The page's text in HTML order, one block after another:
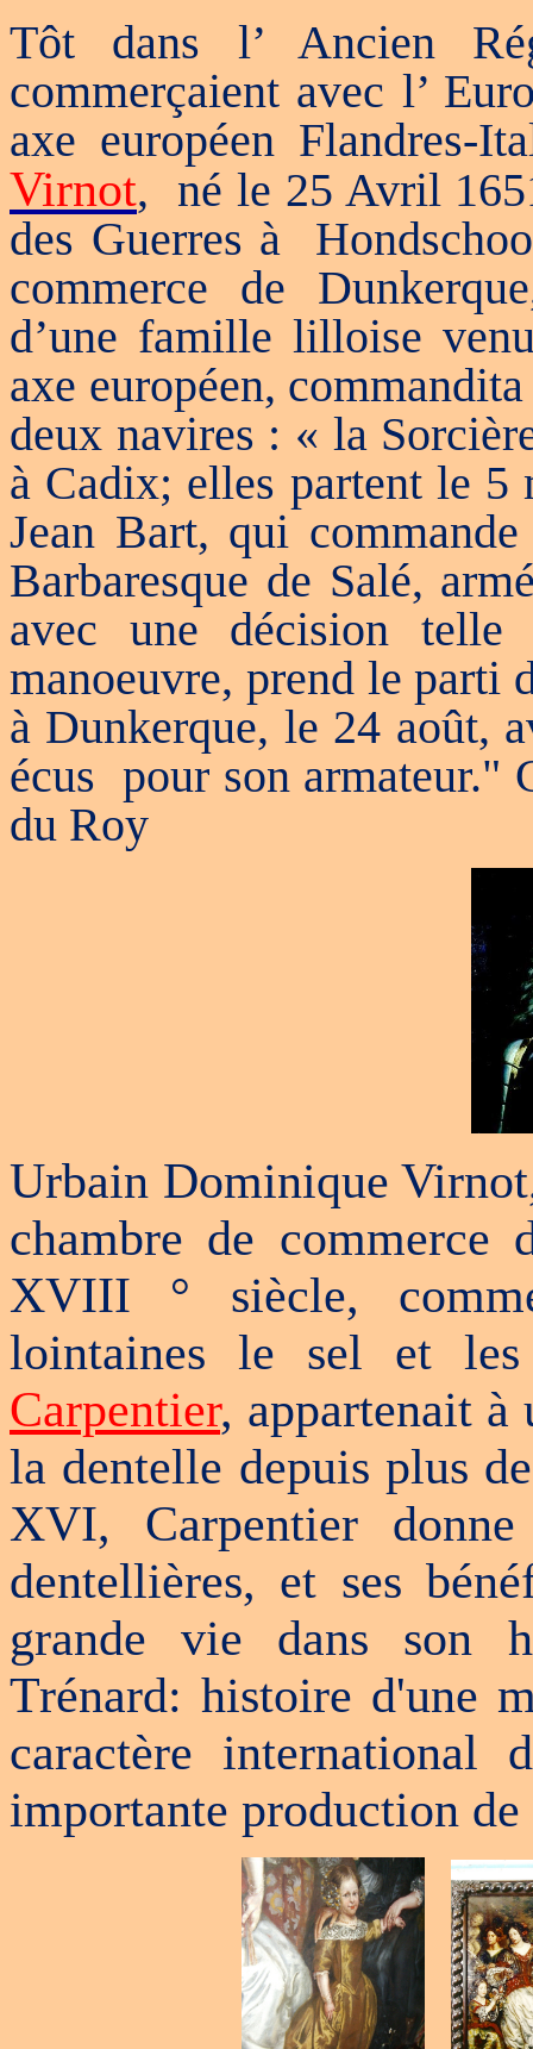
Tôt dans l’ Ancien
commerçaient avec l’
axe européen
Virnot, né le 25 Avril
des Guerres à
commerce de
d’une famille lilloise
axe européen,
deux navires : « la
à Cadix; elles partent le 5
Jean Bart, qui
Barbaresque de Salé,
avec une décision
manoeuvre, prend le parti
à Dunkerque, le 24 août,
écus pour son armateur."
du Roy
Urbain Dominique
chambre de
XVIII ° siècle,
lointaines le sel et
Carpentier, appartenait
la dentelle depuis plus
XVI, Carpentier
dentellières, et ses
grande vie dans son
Trénard: histoire d'une
caractère international
importante production de